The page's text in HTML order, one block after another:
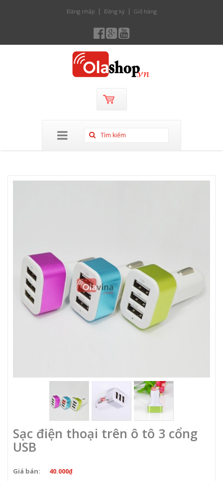
Đăng nhập Đăng ký Giỏ hàng
Sạc điện thoại trên ô tô 3 cổng
USB
Giá bán: 40.000₫